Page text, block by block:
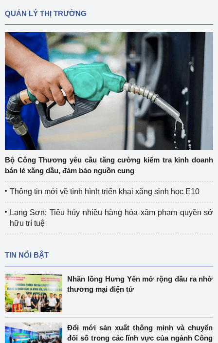
QUẢN LÝ THỊ TRƯỜNG
Bộ Công Thương yêu cầu tăng cường kiểm tra kinh doanh
bán lẻ xăng dầu, đảm bảo nguồn cung
Thông tin mới về tình hình triển khai xăng sinh học E10
Lạng Sơn: Tiêu hủy nhiều hàng hóa xâm phạm quyền sở
hữu trí tuệ
TIN NỔI BẬT
Nhãn lồng Hưng Yên mở rộng đầu ra nhờ
thương mại điện tử
Đổi mới sản xuất thông minh và chuyển
đổi số trong các lĩnh vực của ngành Công